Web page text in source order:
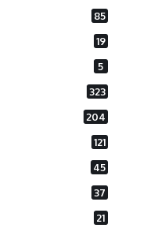
85
19
5
323
204
121
45
37
21